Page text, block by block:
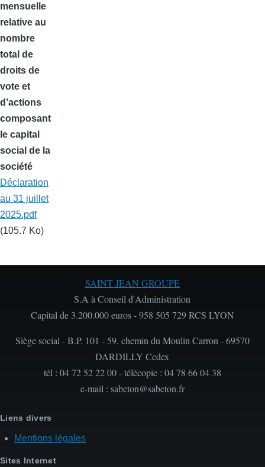
mensuelle
relative au
nombre
total de
droits de
vote et
d’actions
composant
le capital
social de la
société
Déclaration
au 31 juillet
2025.pdf
(105.7 Ko)
SAINT JEAN GROUPE
S.A à Conseil d'Administration
Capital de 3.200.000 euros - 958 505 729 RCS LYON
Siège social - B.P. 101 - 59, chemin du Moulin Carron - 69570
DARDILLY Cedex
tél : 04 72 52 22 00 - télécopie : 04 78 66 04 38
e-mail : sabeton@sabeton.fr
Liens divers
Mentions légales
Sites Internet